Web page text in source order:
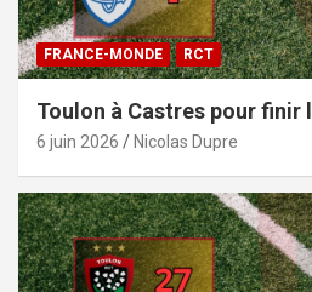
FRANCE-MONDE RCT
Toulon à Castres pour finir
6 juin 2026 Nicolas Dupre